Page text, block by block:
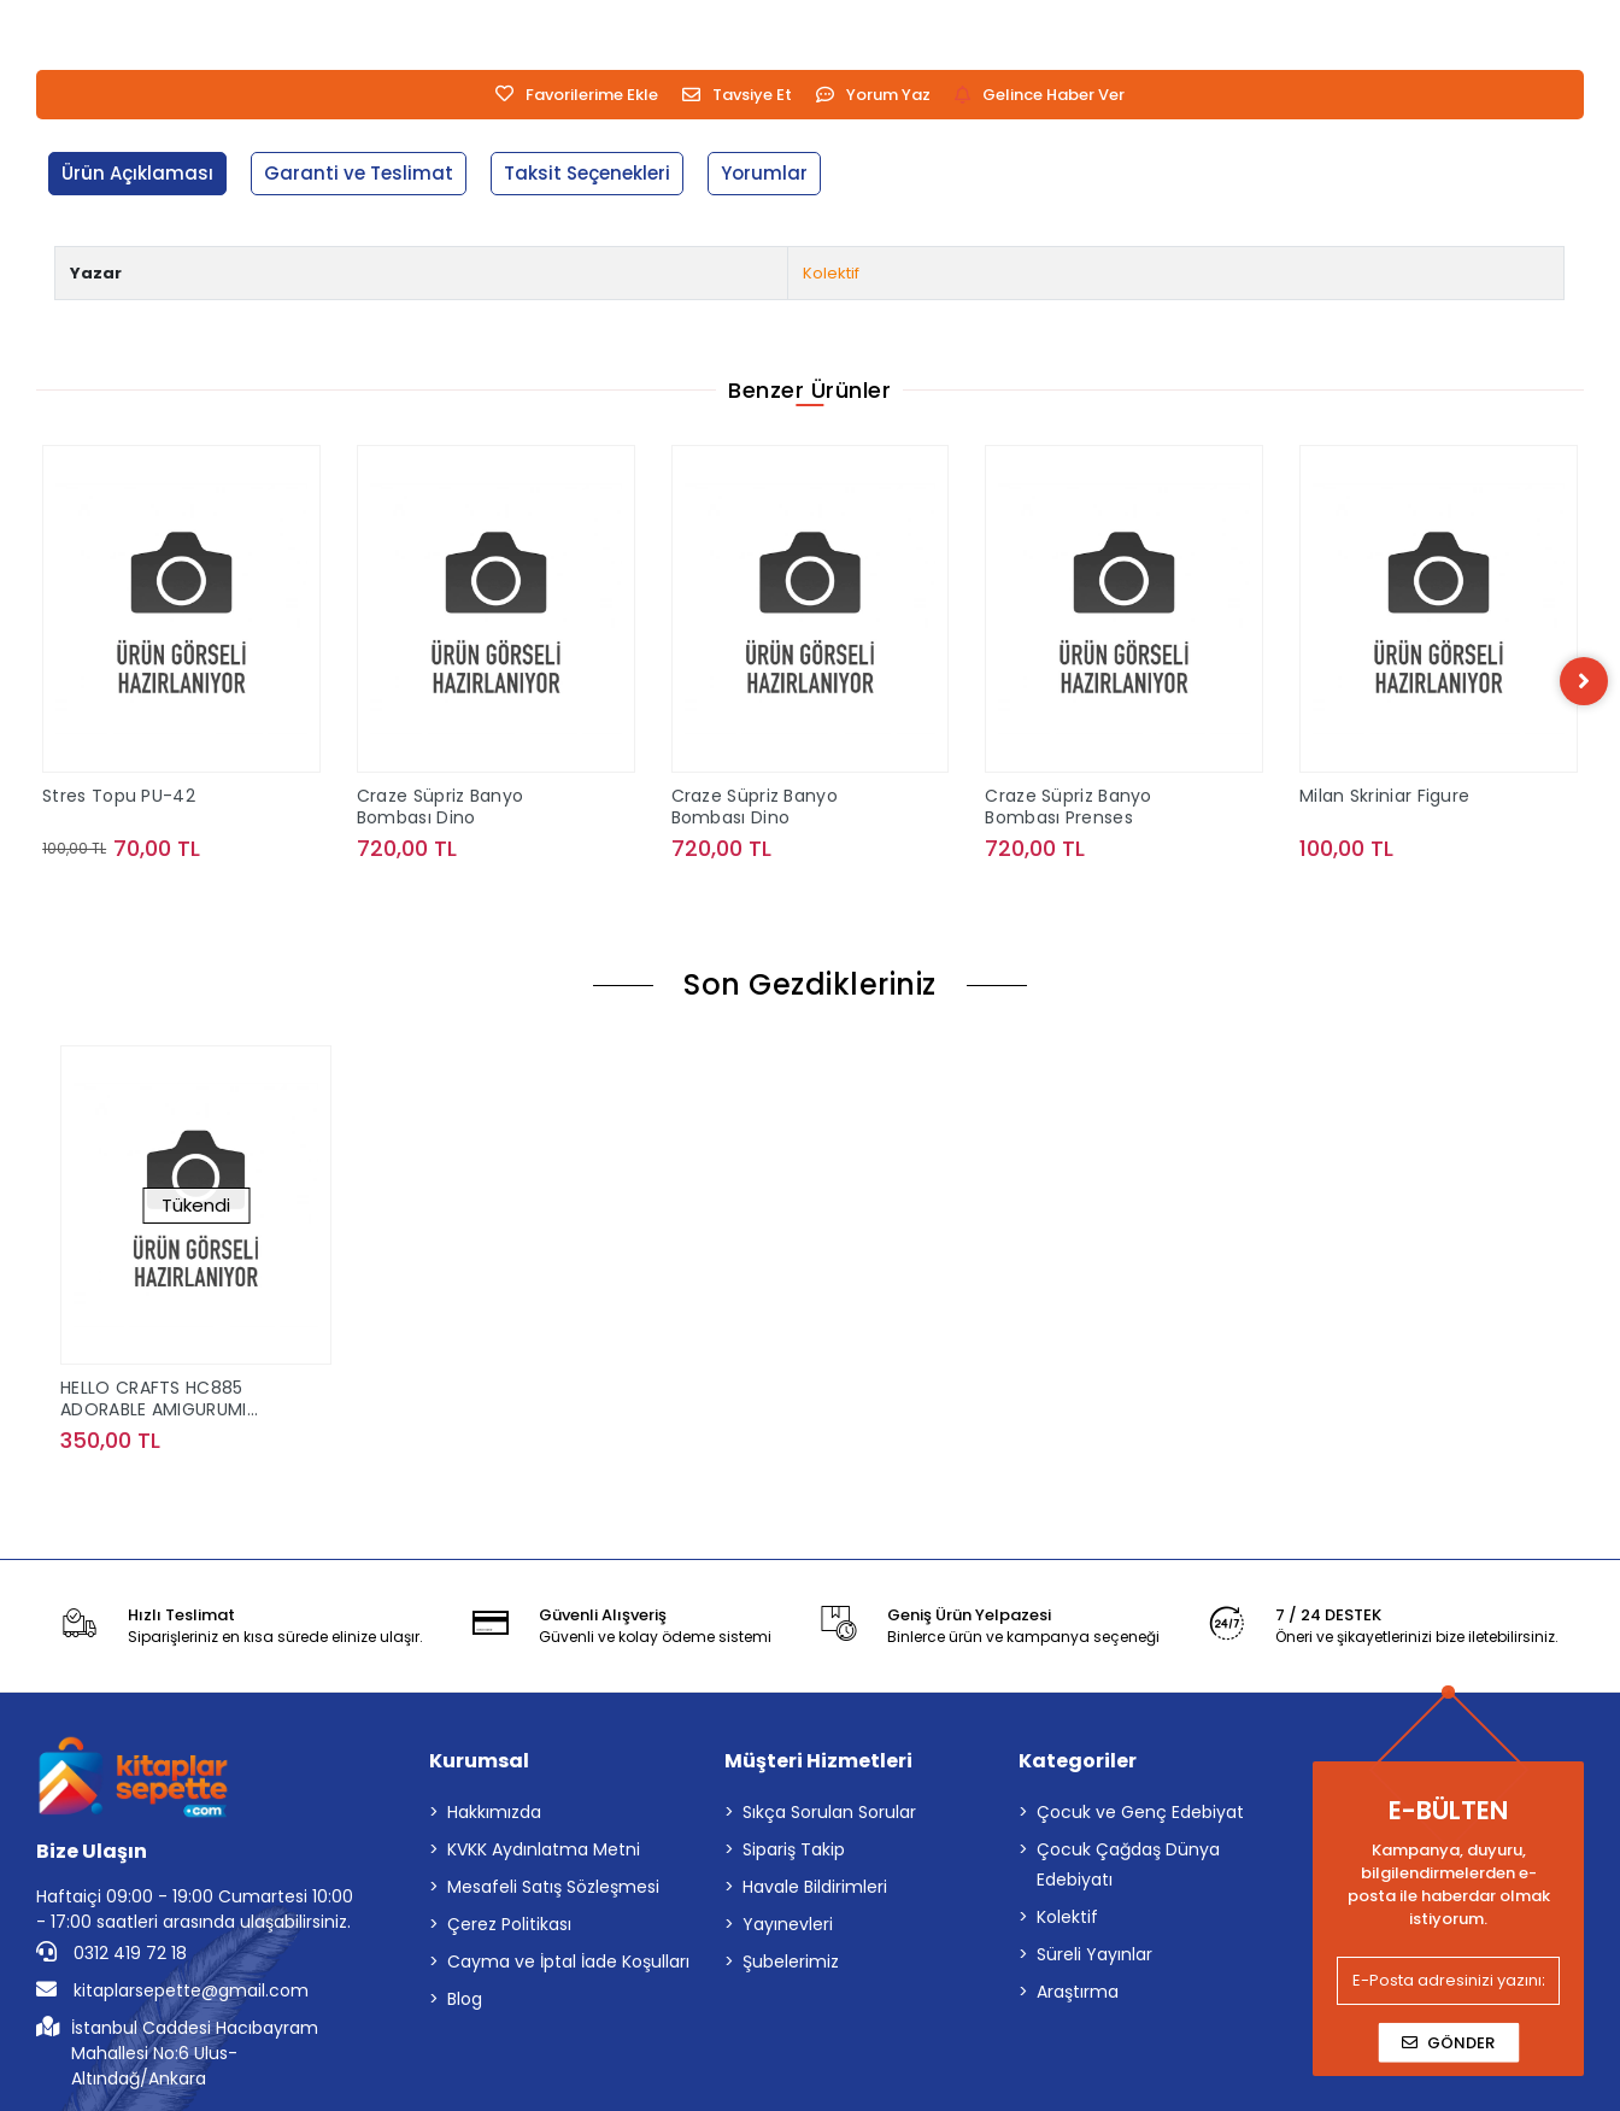
Favorilerime Ekle Tavsiye Et Yorum Yaz Gelince Haber Ver
Ürün Açıklaması Garanti ve Teslimat Taksit Seçenekleri Yorumlar
Yazar Kolektif
Benzer Ürünler
Stres Topu PU-42
100,00 TL 70,00 TL
Craze Süpriz Banyo
Bombası Dino
720,00 TL
Craze Süpriz Banyo
Bombası Dino
720,00 TL
Craze Süpriz Banyo
Bombası Prenses
720,00 TL
Milan Skriniar Figure
100,00 TL
Son Gezdikleriniz
Tükendi
HELLO CRAFTS HC885
ADORABLE AMIGURUMI
ÖRGÜ KİTİ - GINGER THE
PONY
350,00 TL
Hızlı Teslimat
Siparişleriniz en kısa sürede elinize ulaşır.
Güvenli Alışveriş
Güvenli ve kolay ödeme sistemi
Geniş Ürün Yelpazesi
Binlerce ürün ve kampanya seçeneği
7 / 24 DESTEK
Öneri ve şikayetlerinizi bize iletebilirsiniz.
Bize Ulaşın
Haftaiçi 09:00 - 19:00 Cumartesi 10:00
- 17:00 saatleri arasında ulaşabilirsiniz.
0312 419 72 18
kitaplarsepette@gmail.com
İstanbul Caddesi Hacıbayram
Mahallesi No:6 Ulus-
Altındağ/Ankara
Kurumsal
Hakkımızda
KVKK Aydınlatma Metni
Mesafeli Satış Sözleşmesi
Çerez Politikası
Cayma ve İptal İade Koşulları
Blog
Müşteri Hizmetleri
Sıkça Sorulan Sorular
Sipariş Takip
Havale Bildirimleri
Yayınevleri
Şubelerimiz
Kategoriler
Çocuk ve Genç Edebiyat
Çocuk Çağdaş Dünya
Edebiyatı
Kolektif
Süreli Yayınlar
Araştırma
E-BÜLTEN
Kampanya, duyuru,
bilgilendirmelerden e-
posta ile haberdar olmak
istiyorum.
GÖNDER